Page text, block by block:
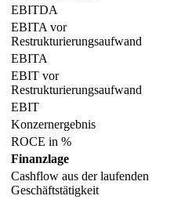
EBITDA
EBITA vor
Restrukturierungsaufwand
EBITA
EBIT vor
Restrukturierungsaufwand
EBIT
Konzernergebnis
ROCE in %
Finanzlage
Cashflow aus der laufenden
Geschäftstätigkeit